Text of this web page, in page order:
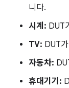
니다.
시계: DUT
TV: DUT
자동차:
휴대기기: